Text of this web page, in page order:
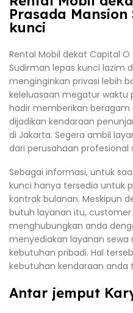
Prasada
kunci
Rental Mobil dekat Capital O
Sudirman lepas kunci lazim
menginginkan privasi lebih
keleluasaan megatur waktu
hadir memberikan
dijadikan kendaraan
di Jakarta. Segera ambil
dari perusahaan profesional
Sebagai informasi, untuk
kunci hanya tersedia untuk
kontrak bulanan. Meskipun
butuh layanan itu,
menghubungkan anda
menyediakan layanan sewa
kebutuhan pribadi. Hal
kebutuhan kendaraan
Antar jemput